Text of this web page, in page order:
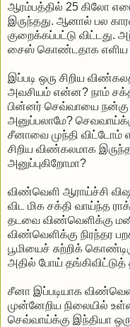
ஆரம்பத்தில் 25 கிலோ
இருந்தது. ஆனால் பல
குறைக்கப்பட்டு விட்டது.
சைஸ் கொண்டதாக எளிய
இப்படி ஒரு சிறிய
அவசியம் என்ன? நாம்
பின்னர் செவ்வாயை
அனுப்பலாமே?
சீனாவை முந்தி விட்டோம்
சிறிய விண்கலமாக
அனுப்புகிறோமா?
விண்வெளி ஆராய்ச்சி
விட மிக சக்தி வாய்ந்த
தடவை விண்வெளிக்கு
விண்வெளிக்கு நிரந்தர
பூமியைச் சுற்றிக்
அதில் போய் தங்கிவிட்டுத்
சீனா இப்படியாக
முன்னேறிய நிலையில்
செவ்வாய்க்கு இந்தியா